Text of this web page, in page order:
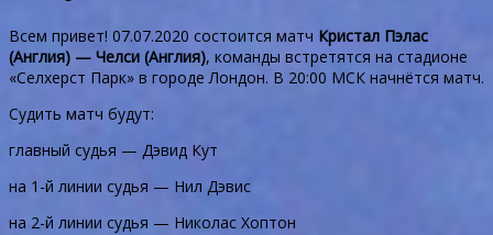
Всем привет! 07.07.2020 состоится матч Кристал Пэлас
(Англия) — Челси (Англия), команды встретятся на стадионе
«Селхерст Парк» в городе Лондон. В 20:00 МСК начнётся матч.
Судить матч будут:
главный судья — Дэвид Кут
на 1-й линии судья — Нил Дэвис
на 2-й линии судья — Николас Хоптон